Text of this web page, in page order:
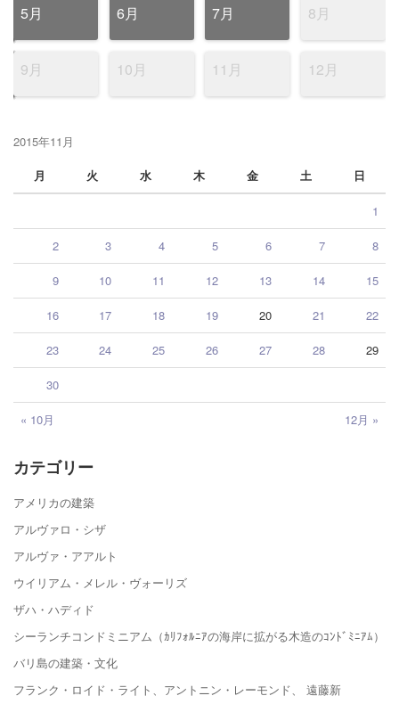
5月 6月 7月 8月
9月 10月 11月 12月
2015年11月
月
火 水 木 金 土 日
« 10月 12月 »
1
2 3 4 5 6 7 8
9 10 11 12 13 14 15
16 17 18 19 20 21 22
23 24 25 26 27 28 29
30
カテゴリー
アメリカの建築
アルヴァロ・シザ
アルヴァ・アアルト
ウイリアム・メレル・ヴォーリズ
ザハ・ハディド
シーランチコンドミニアム（ｶﾘﾌｫﾙﾆｱの海岸に拡がる木造のｺﾝﾄﾞﾐﾆｱﾑ）
バリ島の建築・文化
フランク・ロイド・ライト、アントニン・レーモンド、 遠藤新